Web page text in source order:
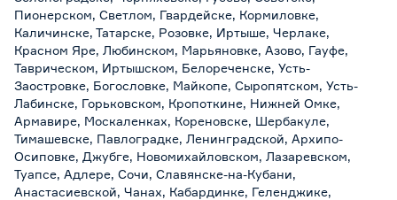
Пионерском, Светлом, Гвардейске, Кормиловке,
Каличинске, Татарске, Розовке, Иртыше, Черлаке,
Красном Яре, Любинском, Марьяновке, Азово, Гауфе,
Таврическом, Иртышском, Белореченске, Усть-
Заостровке, Богословке, Майкопе, Сыропятском, Усть-
Лабинске, Горьковском, Кропоткине, Нижней Омке,
Армавире, Москаленках, Кореновске, Шербакуле,
Тимашевске, Павлоградке, Ленинградской, Архипо-
Осиповке, Джубге, Новомихайловском, Лазаревском,
Туапсе, Адлере, Сочи, Славянске-на-Кубани,
Анастасиевской, Чанах, Кабардинке, Геленджике,